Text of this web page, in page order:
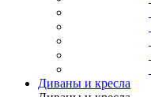
Диваны и кресла